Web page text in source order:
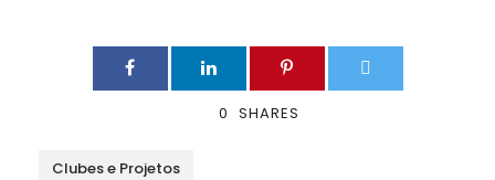
0 SHARES
Clubes e Projetos